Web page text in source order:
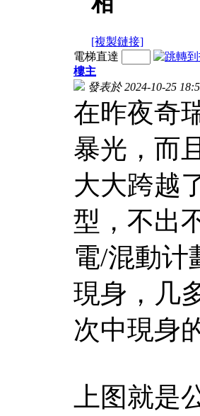
[複製鏈接]
電梯直達
樓主
發表於 2024-10-25
在昨夜奇
暴光，而
大大跨越
型，不出
電/混動计
現身，几
次中現身
上图就